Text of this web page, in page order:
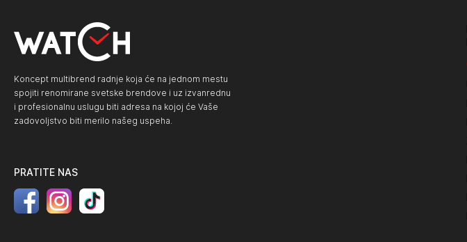
Koncept multibrend radnje koja će na jednom mestu
spojiti renomirane svetske brendove i uz izvanrednu
i profesionalnu uslugu biti adresa na kojoj će Vaše
zadovoljstvo biti merilo našeg uspeha.
PRATITE NAS